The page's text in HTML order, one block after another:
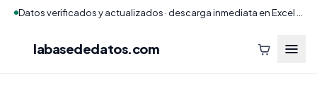
labasededatos.com